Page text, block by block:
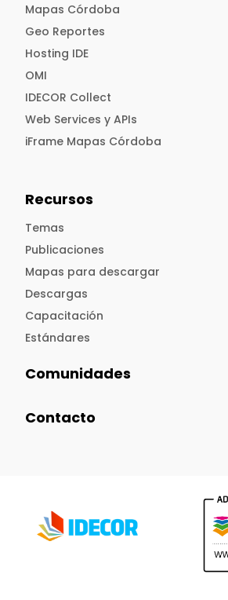
Mapas Córdoba
Geo Reportes
Hosting IDE
OMI
IDECOR Collect
Web Services y APIs
iFrame Mapas Córdoba
Recursos
Temas
Publicaciones
Mapas para descargar
Descargas
Capacitación
Estándares
Comunidades
Contacto